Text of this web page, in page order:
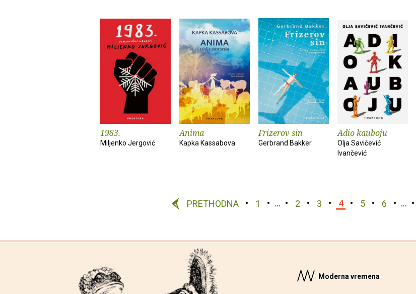
1983.
Miljenko Jergović
Anima
Kapka Kassabova
Frizerov sin
Gerbrand Bakker
Adio kauboju
Olja Savičević
Ivančević
PRETHODNA 1 … 2 3 4 5 6 …
Moderna vremena